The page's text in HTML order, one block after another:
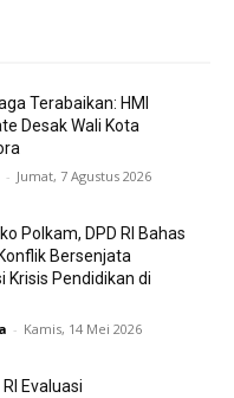
Terabaikan: HMI
Desak Wali Kota
- Jumat, 7 Agustus 2026
Polkam, DPD RI Bahas
Bersenjata
Krisis Pendidikan di
- Kamis, 14 Mei 2026
Evaluasi